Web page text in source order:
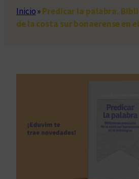
Inicio»Predicar la palabra.
de la costa sur bonaerense en